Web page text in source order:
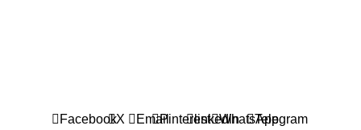
FacebookX EmailPinterestlinkedinWhatsAppTelegram